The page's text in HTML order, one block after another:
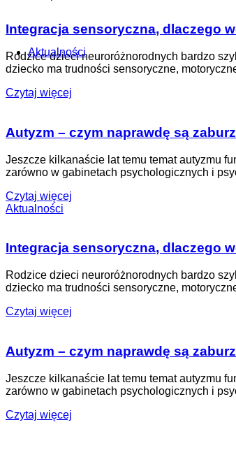
Aktualności
Integracja sensoryczna, dlaczego
Rodzice dzieci neuroróżnorodnych bardzo
dziecko ma trudności sensoryczne,
Czytaj więcej
Autyzm – czym naprawdę są
Jeszcze kilkanaście lat temu temat autyzmu
zarówno w gabinetach psychologicznych i
Czytaj więcej
Aktualności
Integracja sensoryczna, dlaczego
Rodzice dzieci neuroróżnorodnych bardzo
dziecko ma trudności sensoryczne,
Czytaj więcej
Autyzm – czym naprawdę są
Jeszcze kilkanaście lat temu temat autyzmu
zarówno w gabinetach psychologicznych i
Czytaj więcej